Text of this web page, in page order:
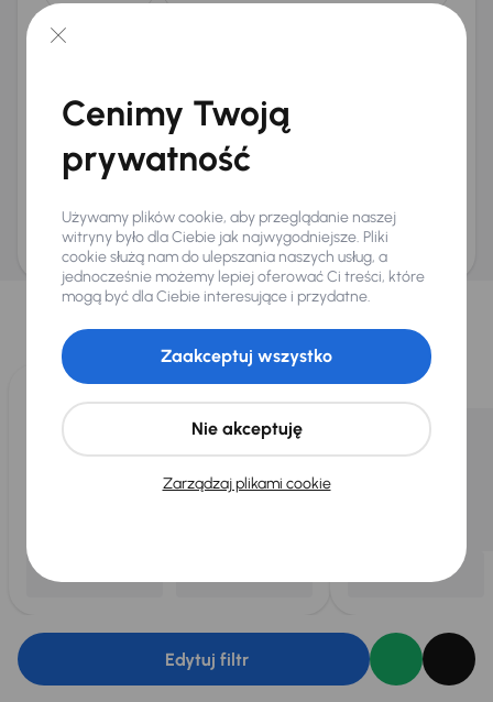
E-mail
Na numer telefonu (opcjonalnie)
Wyślij zapytanie
ani zagwarantowaną dostępnością pojazdu. AURES Holdings a.s., z siedzibą
Dopraváků 874/15, Čimice, 184 00 Praga 8, będzie przechowywać i przetwarzać
Twoje dane osobowe zgodnie z zasadami ochrony i przetwarzaniadanych
osobowych
Wybraliśmy dla Ciebie
Wybieramy dla Ciebienajlepsze pojazdyz naszej oferty. Kupimy
dla Ciebiedo 400 pojazdówkażdego dnia.
Edytuj filtr
Cenimy Twoją
prywatność
Używamy plików cookie, aby przeglądanie naszej
witryny było dla Ciebie jak najwygodniejsze. Pliki
cookie służą nam do ulepszania naszych usług, a
jednocześnie możemy lepiej oferować Ci treści, które
mogą być dla Ciebie interesujące i przydatne.
Zarządzaj plikami cookie
Nie akceptuję
Zaakceptuj wszystko